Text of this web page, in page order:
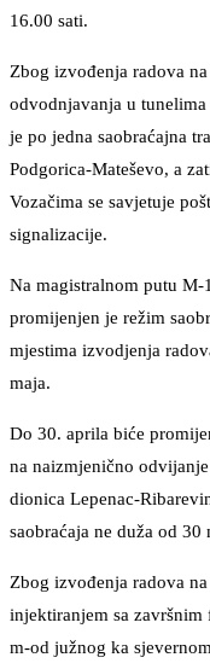
16.00 sati.
Zbog izvođenja radova
odvodnjavanja u tunelima
je po jedna saobraćajna
Podgorica-Mateševo, a
Vozačima se savjetuje
signalizacije.
Na magistralnom putu
promijenjen je režim
mjestima izvodjenja
maja.
Do 30. aprila biće
na naizmjenično
dionica Lepenac-
saobraćaja ne duža od
Zbog izvođenja radova
injektiranjem sa
m-od južnog ka